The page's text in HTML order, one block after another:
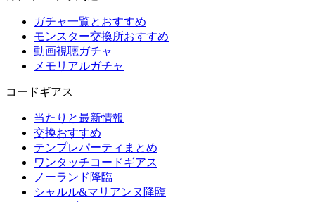
ガチャ一覧とおすすめ
モンスター交換所おすすめ
動画視聴ガチャ
メモリアルガチャ
コードギアス
当たりと最新情報
交換おすすめ
テンプレパーティまとめ
ワンタッチコードギアス
ノーランド降臨
シャルル&マリアンヌ降臨